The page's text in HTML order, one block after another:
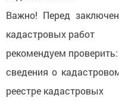
Важно! Перед
кадастровых работ
рекомендуем проверить:
сведения о
реестре кадастровых